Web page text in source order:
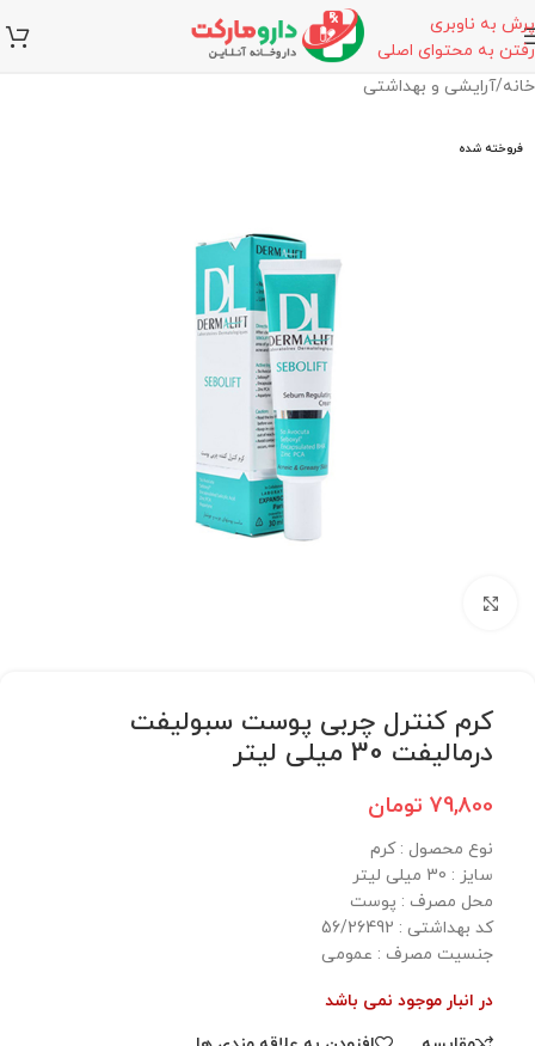
پرش به ناوبری
رفتن به محتوای اصلی
خانه/آرایشی و بهداشتی
فروخته شده
کرم کنترل چربی پوست سبولیفت
درمالیفت 30 میلی لیتر
79,800 تومان
نوع محصول : کرم
سایز : 30 میلی لیتر
محل مصرف : پوست
کد بهداشتی : 56/26492
جنسیت مصرف : عمومی
در انبار موجود نمی باشد